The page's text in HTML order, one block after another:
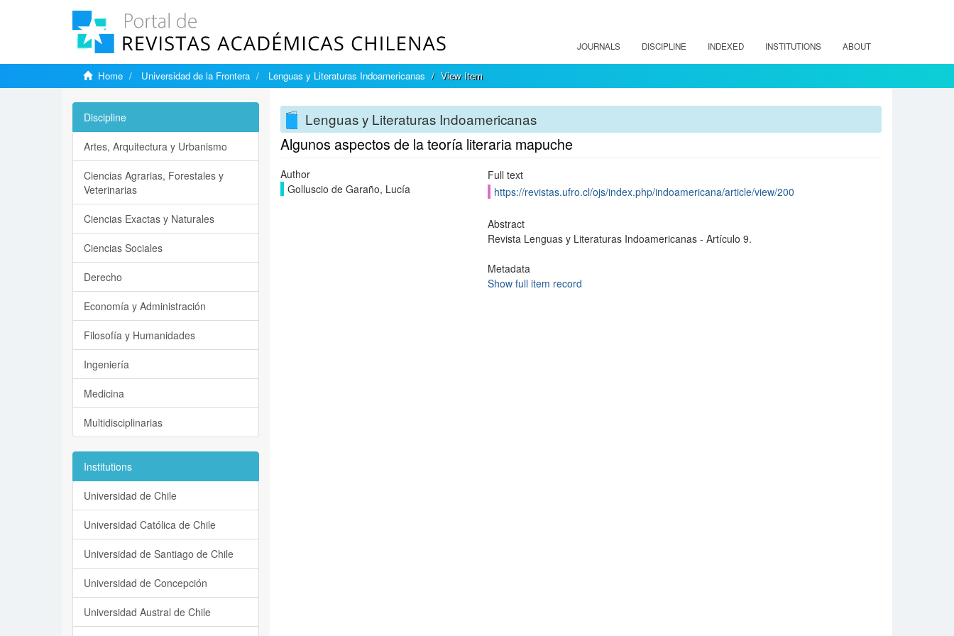
JOURNALS DISCIPLINE INDEXED INSTITUTIONS ABOUT
Home Universidad de la Frontera Lenguas y Literaturas Indoamericanas View Item
Lenguas y Literaturas Indoamericanas
Algunos aspectos de la teoría literaria mapuche
Author
Golluscio de Garaño, Lucía
Full text
https://revistas.ufro.cl/ojs/index.php/indoamericana/article/view/200
Abstract
Revista Lenguas y Literaturas Indoamericanas - Artículo 9.
Metadata
Show full item record
Discipline
Artes, Arquitectura y Urbanismo
Ciencias Agrarias, Forestales y
Veterinarias
Ciencias Exactas y Naturales
Ciencias Sociales
Derecho
Economía y Administración
Filosofía y Humanidades
Ingeniería
Medicina
Multidisciplinarias
Institutions
Universidad de Chile
Universidad Católica de Chile
Universidad de Santiago de Chile
Universidad de Concepción
Universidad Austral de Chile